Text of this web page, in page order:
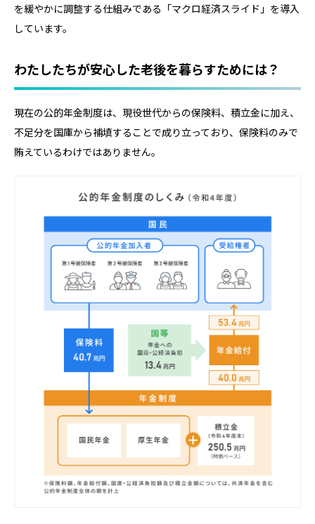
を緩やかに調整する仕組みである「マクロ経済スライド」を導入
しています。
わたしたちが安心した老後を暮らすためには？
現在の公的年金制度は、現役世代からの保険料、積立金に加え、
不足分を国庫から補填することで成り立っており、保険料のみで
賄えているわけではありません。